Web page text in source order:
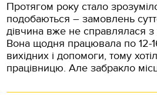
Протягом року стало
подобаються – замовлень
дівчина вже не справлялася з
Вона щодня працювала по 12-
вихідних і допомоги, тому
працівницю. Але забракло